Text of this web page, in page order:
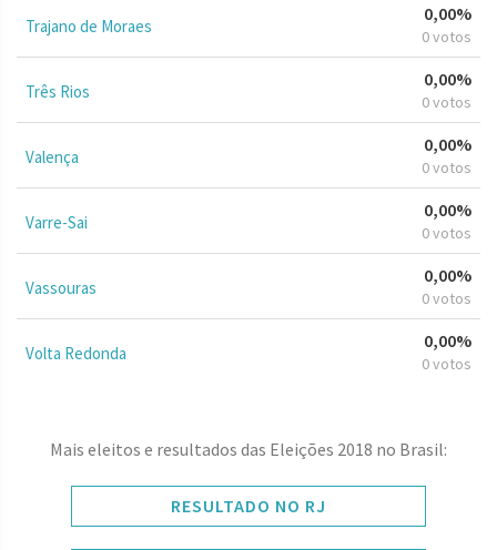
Trajano de Moraes
0,00%
0 votos
Três Rios
0,00%
0 votos
Valença
0,00%
0 votos
Varre-Sai
0,00%
0 votos
Vassouras
0,00%
0 votos
Volta Redonda
0,00%
0 votos
Mais eleitos e resultados das Eleições 2018 no Brasil:
RESULTADO NO RJ